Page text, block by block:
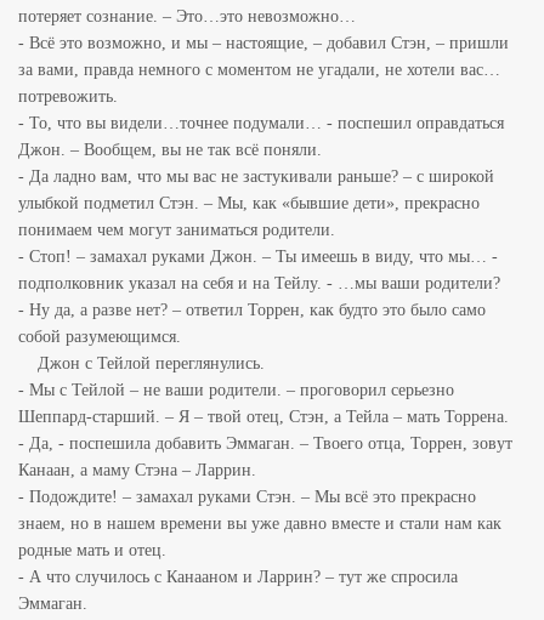
потеряет сознание. – Это…это невозможно…
- Всё это возможно, и мы – настоящие, – добавил Стэн, – пришли
за вами, правда немного с моментом не угадали, не хотели вас…
потревожить.
- То, что вы видели…точнее подумали… - поспешил оправдаться
Джон. – Вообщем, вы не так всё поняли.
- Да ладно вам, что мы вас не застукивали раньше? – с широкой
улыбкой подметил Стэн. – Мы, как «бывшие дети», прекрасно
понимаем чем могут заниматься родители.
- Стоп! – замахал руками Джон. – Ты имеешь в виду, что мы… -
подполковник указал на себя и на Тейлу. - …мы ваши родители?
- Ну да, а разве нет? – ответил Торрен, как будто это было само
собой разумеющимся.
Джон с Тейлой переглянулись.
- Мы с Тейлой – не ваши родители. – проговорил серьезно
Шеппард-старший. – Я – твой отец, Стэн, а Тейла – мать Торрена.
- Да, - поспешила добавить Эммаган. – Твоего отца, Торрен, зовут
Канаан, а маму Стэна – Ларрин.
- Подождите! – замахал руками Стэн. – Мы всё это прекрасно
знаем, но в нашем времени вы уже давно вместе и стали нам как
родные мать и отец.
- А что случилось с Канааном и Ларрин? – тут же спросила
Эммаган.